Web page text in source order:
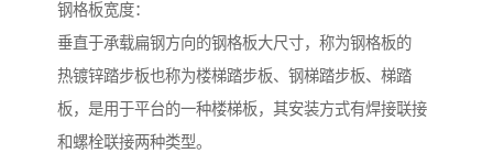
钢格板宽度：
垂直于承载扁钢方向的钢格板大尺寸，称为钢格板的
热镀锌踏步板也称为楼梯踏步板、钢梯踏步板、梯踏
板，是用于平台的一种楼梯板，其安装方式有焊接联接
和螺栓联接两种类型。